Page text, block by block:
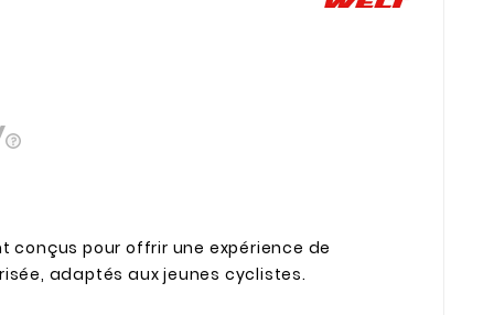
conçus pour offrir une expérience de
adaptés aux jeunes cyclistes.